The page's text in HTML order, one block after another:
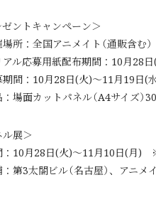
ゼントキャンペーン＞
所：全国アニメイト（通販含む）
ル応募用紙配布期間：10月28
間：10月28日(火)～11月19日(
場面カットパネル（A4サイズ）
ル展＞
10月28日(火)～11月10日(月) ※
第3太閤ビル（名古屋）、アニメ